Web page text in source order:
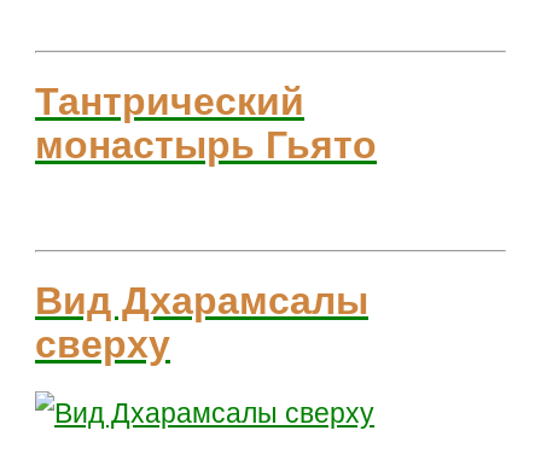
Тантрический
монастырь Гьято
Вид Дхарамсалы
сверху